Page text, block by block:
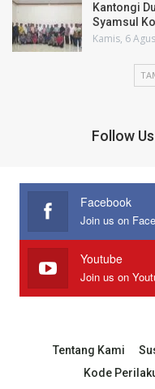
Kantongi
Syamsul
Kamis, 6
Follow Us
Facebook
Youtube
Join us on
Tentang Kami
Kode